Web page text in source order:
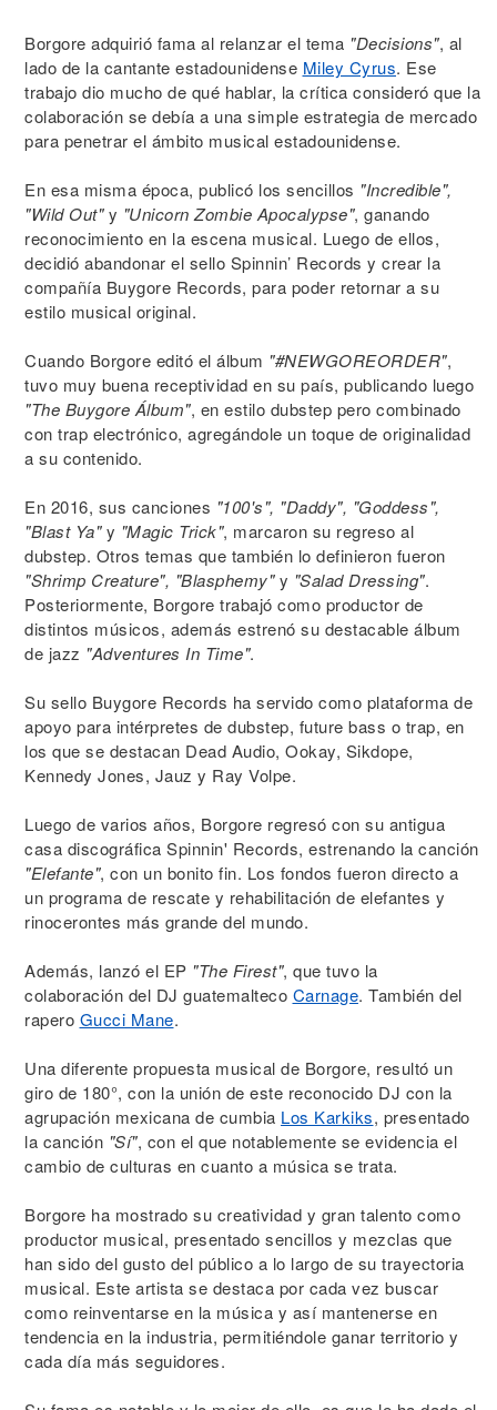
Borgore adquirió fama al relanzar el tema "Decisions", al
lado de la cantante estadounidense Miley Cyrus. Ese
trabajo dio mucho de qué hablar, la crítica consideró que la
colaboración se debía a una simple estrategia de mercado
para penetrar el ámbito musical estadounidense.
En esa misma época, publicó los sencillos "Incredible",
"Wild Out"y "Unicorn Zombie Apocalypse", ganando
reconocimiento en la escena musical. Luego de ellos,
decidió abandonar el sello Spinnin’ Records y crear la
compañía Buygore Records, para poder retornar a su
estilo musical original.
Cuando Borgore editó el álbum "#NEWGOREORDER",
tuvo muy buena receptividad en su país, publicando luego
"The Buygore Álbum", en estilo dubstep pero combinado
con trap electrónico, agregándole un toque de originalidad
a su contenido.
En 2016, sus canciones "100's", "Daddy", "Goddess",
"Blast Ya"y "Magic Trick", marcaron su regreso al
dubstep. Otros temas que también lo definieron fueron
"Shrimp Creature", "Blasphemy"y "Salad Dressing".
Posteriormente, Borgore trabajó como productor de
distintos músicos, además estrenó su destacable álbum
de jazz "Adventures In Time".
Su sello Buygore Records ha servido como plataforma de
apoyo para intérpretes de dubstep, future bass o trap, en
los que se destacan Dead Audio, Ookay, Sikdope,
Kennedy Jones, Jauz y Ray Volpe.
Luego de varios años, Borgore regresó con su antigua
casa discográfica Spinnin' Records, estrenando la canción
"Elefante", con un bonito fin. Los fondos fueron directo a
un programa de rescate y rehabilitación de elefantes y
rinocerontes más grande del mundo.
Además, lanzó el EP "The Firest", que tuvo la
colaboración del DJ guatemalteco Carnage. También del
rapero Gucci Mane.
Una diferente propuesta musical de Borgore, resultó un
giro de 180°, con la unión de este reconocido DJ con la
agrupación mexicana de cumbia Los Karkiks, presentado
la canción "Sí", con el que notablemente se evidencia el
cambio de culturas en cuanto a música se trata.
Borgore ha mostrado su creatividad y gran talento como
productor musical, presentado sencillos y mezclas que
han sido del gusto del público a lo largo de su trayectoria
musical. Este artista se destaca por cada vez buscar
como reinventarse en la música y así mantenerse en
tendencia en la industria, permitiéndole ganar territorio y
cada día más seguidores.